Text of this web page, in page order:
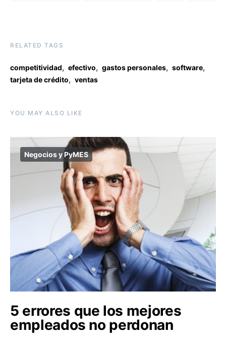
RELATED TAGS
competitividad, efectivo, gastos personales, software,
tarjeta de crédito, ventas
YOU MAY ALSO LIKE
Negocios y PyMES
5 errores que los mejores
empleados no perdonan